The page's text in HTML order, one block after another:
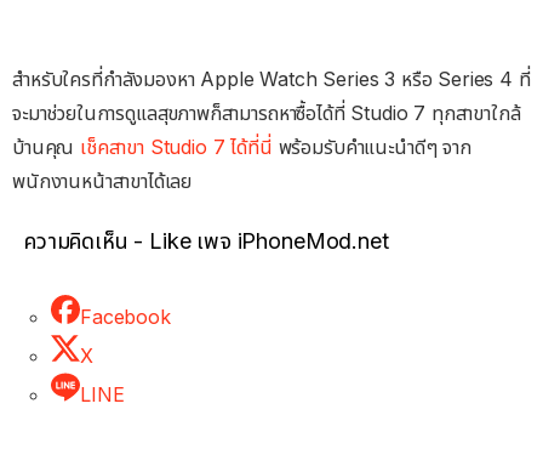
สำหรับใครที่กำลังมองหา Apple Watch Series 3 หรือ Series 4 ที่
จะมาช่วยในการดูแลสุขภาพก็สามารถหาซื้อได้ที่ Studio 7 ทุกสาขาใกล้
บ้านคุณ เช็คสาขา Studio 7 ได้ที่นี่ พร้อมรับคำแนะนำดีๆ จาก
พนักงานหน้าสาขาได้เลย
ความคิดเห็น - Like เพจ iPhoneMod.net
Facebook
X
LINE